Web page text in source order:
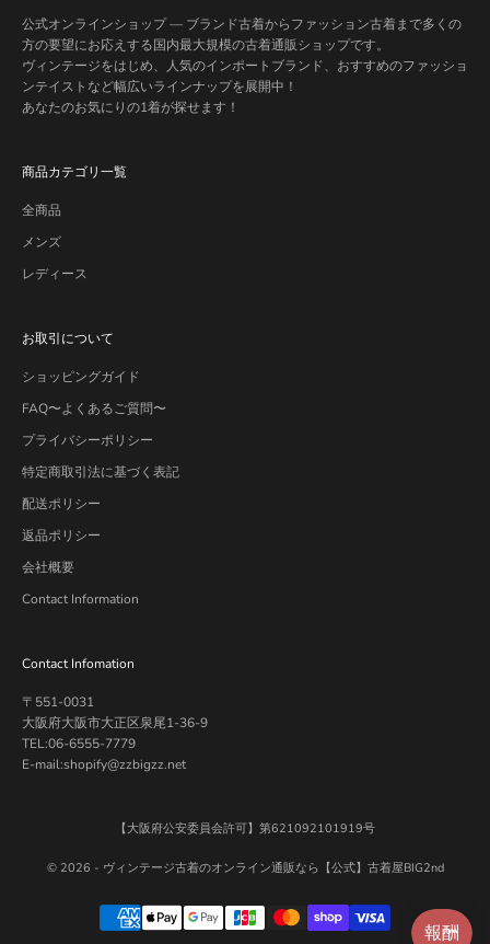
公式オンラインショップ — ブランド古着からファッション古着まで多くの
方の要望にお応えする国内最大規模の古着通販ショップです。
ヴィンテージをはじめ、人気のインポートブランド、おすすめのファッショ
ンテイストなど幅広いラインナップを展開中！
あなたのお気にりの1着が探せます！
商品カテゴリ一覧
全商品
メンズ
レディース
お取引について
ショッピングガイド
FAQ〜よくあるご質問〜
プライバシーポリシー
特定商取引法に基づく表記
配送ポリシー
返品ポリシー
会社概要
Contact Information
Contact Infomation
〒551-0031
大阪府大阪市大正区泉尾1-36-9
TEL:06-6555-7779
E-mail:shopify@zzbigzz.net
【大阪府公安委員会許可】第621092101919号
© 2026 - ヴィンテージ古着のオンライン通販なら【公式】古着屋BIG2nd